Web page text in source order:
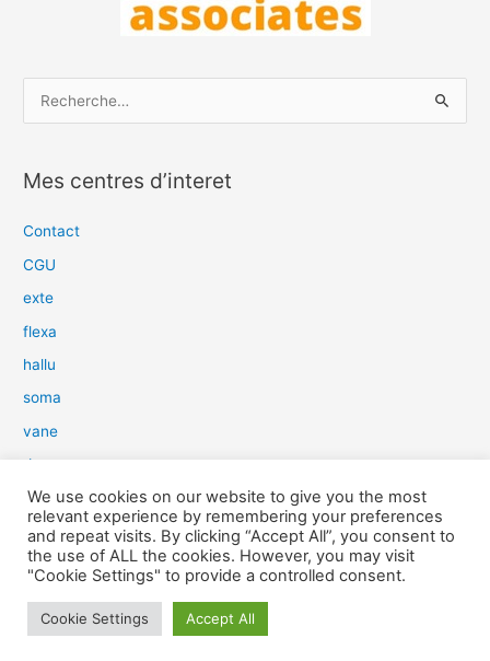
h
e
e
r
:
Mes centres d’interet
Contact
CGU
exte
flexa
hallu
soma
vane
dow
slim
aure
light
We use cookies on our website to give you the most
relevant experience by remembering your preferences
and repeat visits. By clicking “Accept All”, you consent to
the use of ALL the cookies. However, you may visit
"Cookie Settings" to provide a controlled consent.
Cookie Settings Accept All